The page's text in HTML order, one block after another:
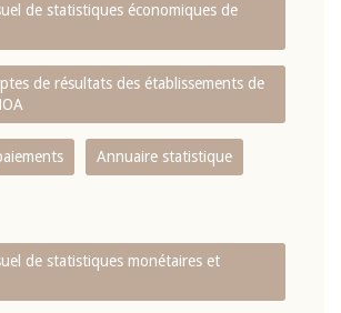
de statistiques économiques de
de résultats des établissements de
Annuaire statistique
de statistiques monétaires et